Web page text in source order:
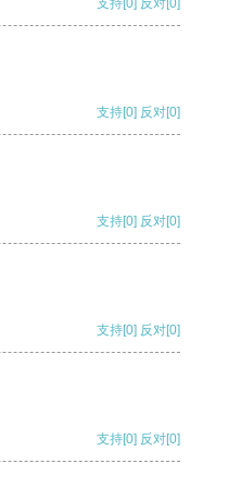
支持 [0] 反对 [0]
支持[0] 反对[0]
支持[0] 反对[0]
支持[0] 反对[0]
支持[0] 反对[0]